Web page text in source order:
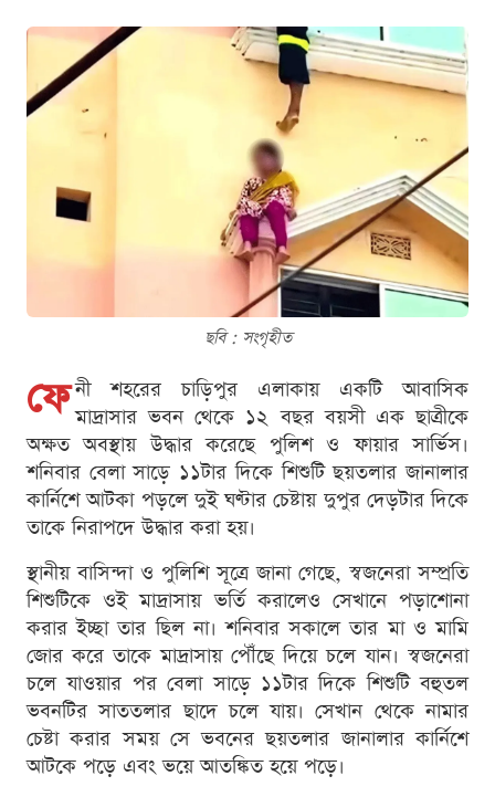
ছবি : সংগৃহীত
ফে নী শহরের চাড়িপুর এলাকায় একটি আবাসিক
মাদ্রাসার ভবন থেকে ১২ বছর বয়সী এক ছাত্রীকে
অক্ষত অবস্থায় উদ্ধার করেছে পুলিশ ও ফায়ার সার্ভিস।
শনিবার বেলা সাড়ে ১১টার দিকে শিশুটি ছয়তলার জানালার
কার্নিশে আটকা পড়লে দুই ঘণ্টার চেষ্টায় দুপুর দেড়টার দিকে
তাকে নিরাপদে উদ্ধার করা হয়।
স্থানীয় বাসিন্দা ও পুলিশি সূত্রে জানা গেছে, স্বজনেরা সম্প্রতি
শিশুটিকে ওই মাদ্রাসায় ভর্তি করালেও সেখানে পড়াশোনা
করার ইচ্ছা তার ছিল না। শনিবার সকালে তার মা ও মামি
জোর করে তাকে মাদ্রাসায় পৌঁছে দিয়ে চলে যান। স্বজনেরা
চলে যাওয়ার পর বেলা সাড়ে ১১টার দিকে শিশুটি বহুতল
ভবনটির সাততলার ছাদে চলে যায়। সেখান থেকে নামার
চেষ্টা করার সময় সে ভবনের ছয়তলার জানালার কার্নিশে
আটকে পড়ে এবং ভয়ে আতঙ্কিত হয়ে পড়ে।